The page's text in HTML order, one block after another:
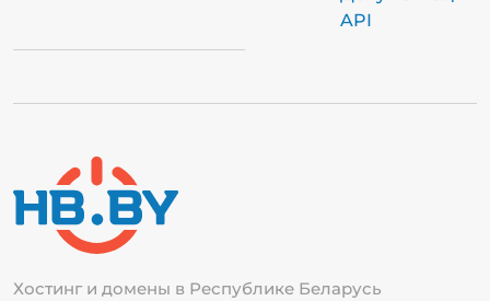
API
Хостинг и домены в Республике Беларусь